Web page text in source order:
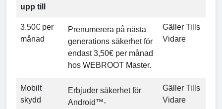
upp till
3.50€ per
månad
Prenumerera på nästa
generations säkerhet för
endast 3,50€ per månad
hos WEBROOT Master.
Gäller Tills
Vidare
Mobilt
skydd
Erbjuder säkerhet för
Android™-
Gäller Tills
Vidare